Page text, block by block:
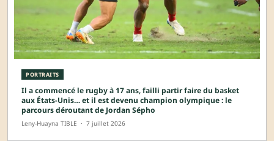
PORTRAITS
Il a commencé le rugby à 17 ans, failli partir faire du basket
aux États-Unis… et il est devenu champion olympique : le
parcours déroutant de Jordan Sépho
Leny-Huayna TIBLE · 7 juillet 2026